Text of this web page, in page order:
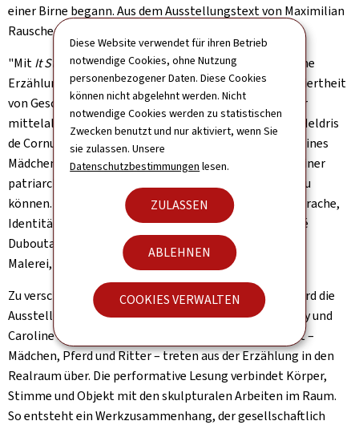
Diese Website verwendet für ihren Betrieb
notwendige Cookies, ohne Nutzung
personenbezogener Daten. Diese Cookies
können nicht abgelehnt werden. Nicht
notwendige Cookies werden zu statistischen
Zwecken benutzt und nur aktiviert, wenn Sie
sie zulassen. Unsere
Datenschutzbestimmungen lesen.
ZULASSEN
ABLEHNEN
COOKIES VERWALTEN
einer Birne begann. Aus dem Ausstellungstext von Maximilian
Rauschenbach:
"MitIt Started with a Pearentwickelt Noé Duboutay eine
Erzählung über Begehren, Erinnerung und die Konstruiertheit
von Geschlecht. Ausgangspunkt der Ausstellung ist der
mittelalterliche Versroman Le Roman de Silence von Heldris
de Cornuälle aus dem 13. Jahrhundert: die Geschichte eines
Mädchens, das als Junge erzogen wird, um innerhalb einer
patriarchalen Erbordnung gesellschaftlich bestehen zu
können. Der Text verhandelt Fragen von Körper und Sprache,
Identität und sozialer Zuschreibung – Themen, die Noé
Duboutay in eine räumliche Choreografie aus Skulptur,
Malerei, Zeichnung und Klang überführt. […]
Zu verschiedenen Zeitpunkten während der Laufzeitwird die
Ausstellung durch eine Performance von Noé Duboutay und
Caroline Beach aktiviert. Die Figuren aus der Tonarbeit –
Mädchen, Pferd und Ritter – treten aus der Erzählung in den
Realraum über. Die performative Lesung verbindet Körper,
Stimme und Objekt mit den skulpturalen Arbeiten im Raum.
So entsteht ein Werkzusammenhang, der gesellschaftlich